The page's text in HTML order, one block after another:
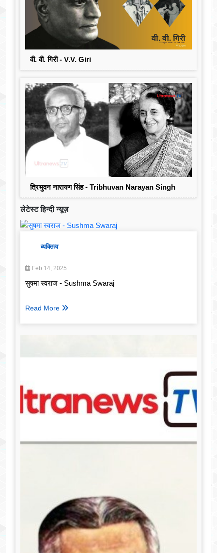
वी. वी. गिरी - V.V. Giri
त्रिभुवन नारायण सिंह - Tribhuvan Narayan Singh
लेटेस्ट हिन्दी न्यूज़
व्यक्तित्व
Feb 14, 2025
सुषमा स्वराज - Sushma Swaraj
Read More